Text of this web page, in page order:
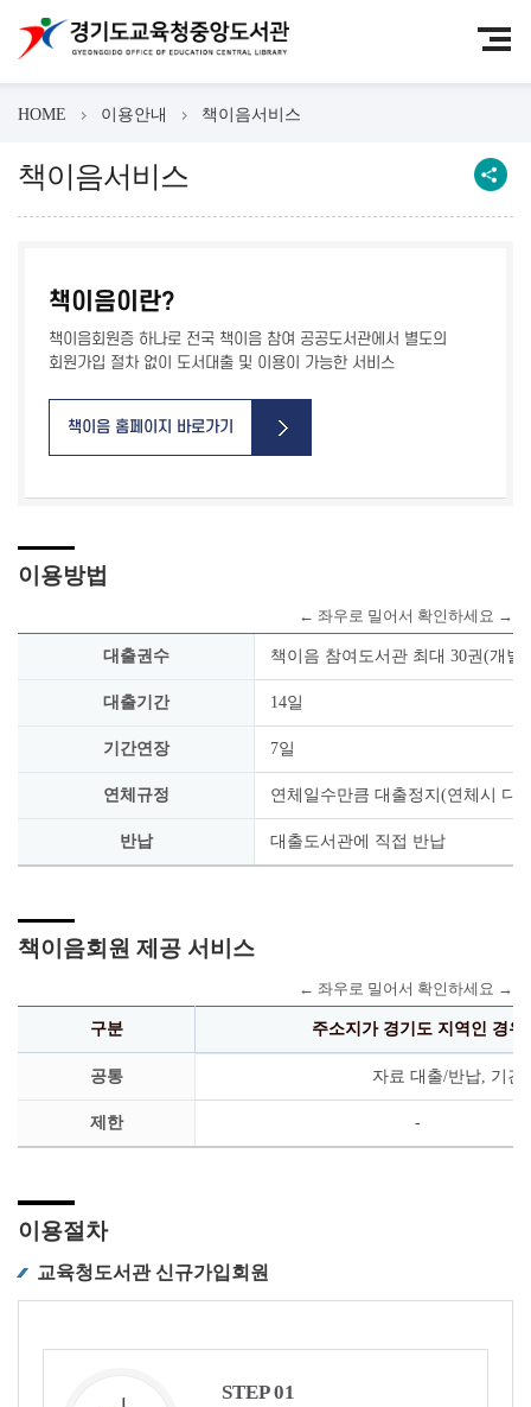
HOME 이용안내 책이음서비스
책이음서비스
책이음이란?
책이음회원증 하나로 전국 책이음 참여 공공도서관에서 별도의
회원가입 절차 없이 도서대출 및 이용이 가능한 서비스
책이음 홈페이지 바로가기
이용방법
대출권수 책이음 참여도서관 최대 30권(개
대출기간 14일
기간연장 7일
연체규정 연체일수만큼 대출정지(연체시 다
반납 대출도서관에 직접 반납
책이음회원 제공 서비스
구분 주소지가 경기도 지역인 경우
공통 자료 대출/반납, 기간
제한 -
이용절차
교육청도서관 신규가입회원
STEP 01